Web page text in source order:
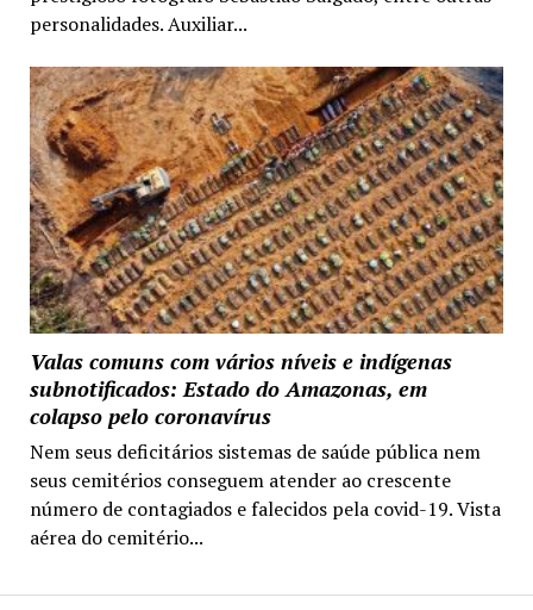
personalidades. Auxiliar...
Valas comuns com vários níveis e indígenas
subnotificados: Estado do Amazonas, em
colapso pelo coronavírus
Nem seus deficitários sistemas de saúde pública nem
seus cemitérios conseguem atender ao crescente
número de contagiados e falecidos pela covid-19. Vista
aérea do cemitério...